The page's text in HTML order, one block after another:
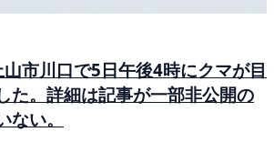
山市川口で5日午後4時にクマが目
た。詳細は記事が一部非公開の
い。